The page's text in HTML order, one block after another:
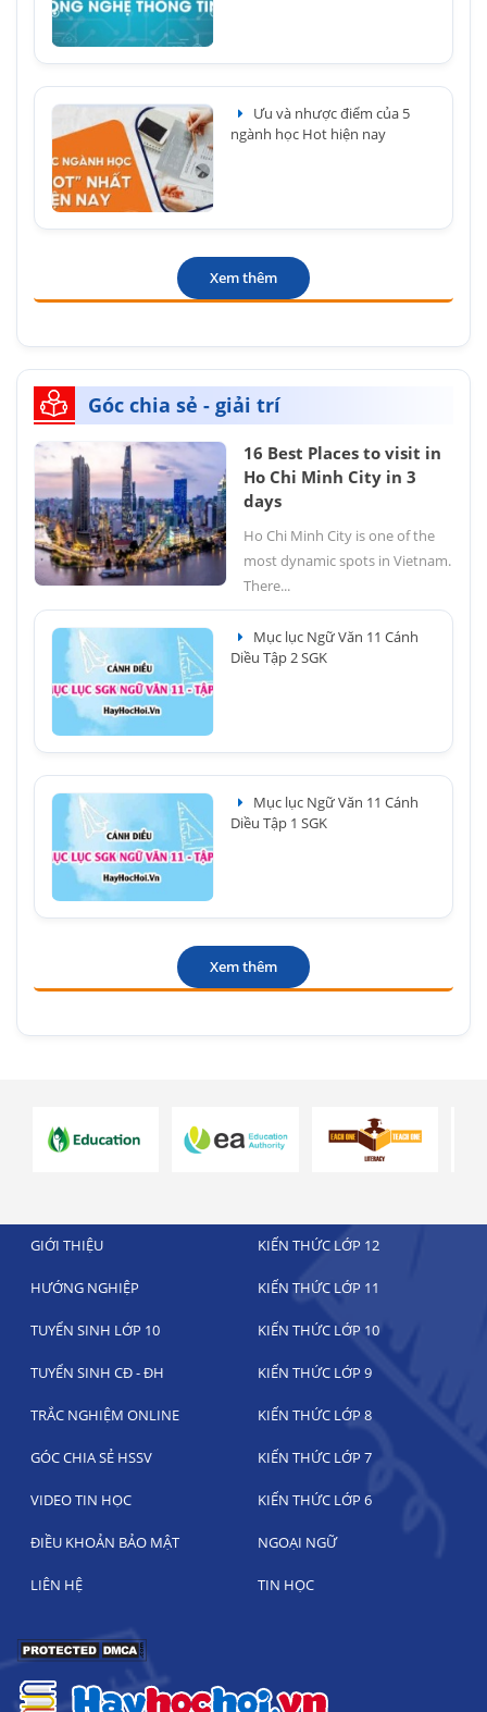
Ưu và nhược điểm của 5
ngành học Hot hiện nay
Xem thêm
Góc chia sẻ - giải trí
16 Best Places to visit in
Ho Chi Minh City in 3
days
Ho Chi Minh City is one of the
most dynamic spots in Vietnam.
There...
Mục lục Ngữ Văn 11 Cánh
Diều Tập 2 SGK
Mục lục Ngữ Văn 11 Cánh
Diều Tập 1 SGK
Xem thêm
GIỚI THIỆU KIẾN THỨC LỚP 12
HƯỚNG NGHIỆP KIẾN THỨC LỚP 11
TUYỂN SINH LỚP 10 KIẾN THỨC LỚP 10
TUYỂN SINH CĐ - ĐH KIẾN THỨC LỚP 9
TRẮC NGHIỆM ONLINE KIẾN THỨC LỚP 8
GÓC CHIA SẺ HSSV KIẾN THỨC LỚP 7
VIDEO TIN HỌC KIẾN THỨC LỚP 6
ĐIỀU KHOẢN BẢO MẬT NGOẠI NGỮ
LIÊN HỆ TIN HỌC